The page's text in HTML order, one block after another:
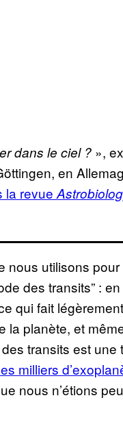
dans le ciel ? »,
en
la revue
nous utilisons
des transits” :
qui fait
la planète, et
transits est
milliers
nous n’étions